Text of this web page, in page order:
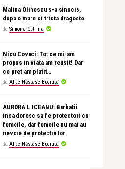
Malina Olinescu s-a sinucis,
dupa o mare si trista dragoste
de Simona Catrina
Nicu Covaci: Tot ce mi-am
propus in viata am reusit! Dar
ce pret am platit…
de Alice Năstase Buciuta
AURORA LIICEANU: Barbatii
inca doresc sa fie protectori cu
femeile, dar femeile nu mai au
nevoie de protectia lor
de Alice Năstase Buciuta